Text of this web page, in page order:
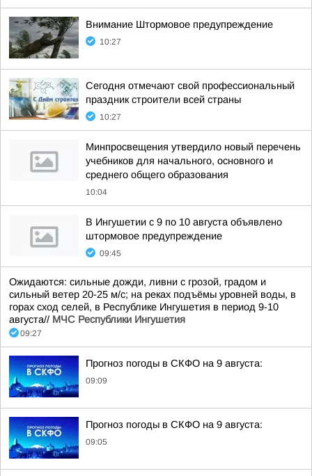
Внимание Штормовое предупреждение
10:27
Сегодня отмечают свой профессиональный
праздник строители всей страны
10:27
Минпросвещения утвердило новый перечень
учебников для начального, основного и
среднего общего образования
10:04
В Ингушетии с 9 по 10 августа объявлено
штормовое предупреждение
09:45
Ожидаются: сильные дожди, ливни с грозой, градом и
сильный ветер 20-25 м/с; на реках подъёмы уровней воды, в
горах сход селей, в Республике Ингушетия в период 9-10
августа// МЧС Республики Ингушетия
09:27
Прогноз погоды в СКФО на 9 августа:
09:09
Прогноз погоды в СКФО на 9 августа:
09:05